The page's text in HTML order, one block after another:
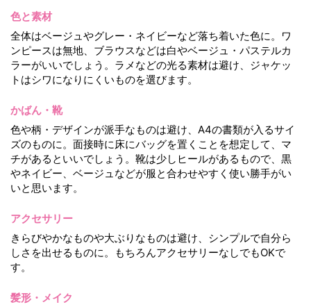
色と素材
全体はベージュやグレー・ネイビーなど落ち着いた色に。ワ
ンピースは無地、ブラウスなどは白やベージュ・パステルカ
ラーがいいでしょう。ラメなどの光る素材は避け、ジャケッ
トはシワになりにくいものを選びます。
かばん・靴
色や柄・デザインが派手なものは避け、A4の書類が入るサイ
ズのものに。面接時に床にバッグを置くことを想定して、マ
チがあるといいでしょう。靴は少しヒールがあるもので、黒
やネイビー、ベージュなどが服と合わせやすく使い勝手がい
いと思います。
アクセサリー
きらびやかなものや大ぶりなものは避け、シンプルで自分ら
しさを出せるものに。もちろんアクセサリーなしでもOKで
す。
髪形・メイク